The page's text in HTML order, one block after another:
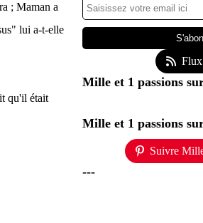
; Maman a
lui a-t-elle
qu'il était
Mille et 1 passions
Mille et 1 passions
Suivre
---